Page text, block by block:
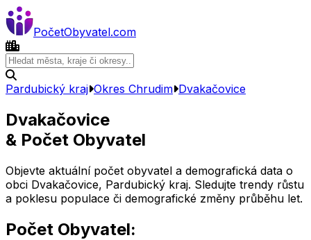
PočetObyvatel.com
Pardubický kraj Okres Chrudim Dvakačovice
Dvakačovice
& Počet Obyvatel
Objevte aktuální počet obyvatel a demografická data o
obci Dvakačovice, Pardubický kraj. Sledujte trendy růstu
a poklesu populace či demografické změny průběhu let.
Počet Obyvatel: